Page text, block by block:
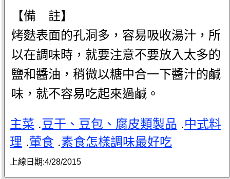
【備 註】
烤麩表面的孔洞多，容易吸收湯汁，所
以在調味時，就要注意不要放入太多的
鹽和醬油，稍微以糖中合一下醬汁的鹹
味，就不容易吃起來過鹹。
主菜 .豆干、豆包、腐皮類製品 .中式料
理 .葷食 .素食怎樣調味最好吃
上線日期:4/28/2015